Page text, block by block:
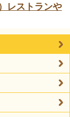
レストランや